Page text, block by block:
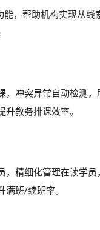
，帮助机构实现从
冲突异常自动检测
教务排课效率。
精细化管理在读学
班/续班率。